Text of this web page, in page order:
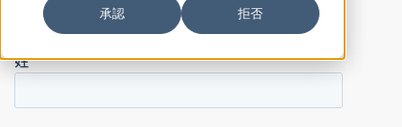
承認 拒否
ックしてください。